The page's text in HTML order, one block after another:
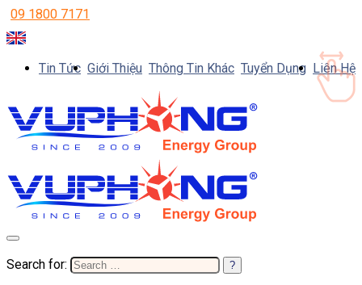
09 1800 7171
Tin Tức Giới Thiệu Thông Tin Khác Tuyển Dụng Liên Hệ
Search for: